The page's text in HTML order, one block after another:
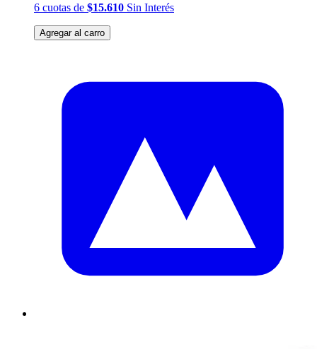
6 cuotas de $15.610 Sin Interés
Agregar al carro